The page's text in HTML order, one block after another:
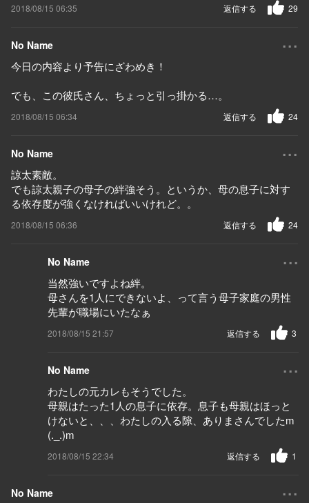
2018/08/15 06:35 29
返信する
No Name ...
今日の内容より予告にざわめき！
でも、この彼氏さん、ちょっと引っ掛かる…。
2018/08/15 06:34 24
返信する
No Name ...
諒太素敵。
でも諒太親子の母子の絆強そう。というか、母の息子に対す
る依存度が強くなければいいけれど。。
2018/08/15 06:36 24
返信する
No Name ...
当然強いですよね絆。
母さんを1人にできないよ、って言う母子家庭の男性
先輩が職場にいたなぁ
2018/08/15 21:57 3
返信する
No Name ...
わたしの元カレもそうでした。
母親はたった1人の息子に依存。息子も母親はほっと
けないと、、、わたしの入る隙、ありまさんでしたm
(._.)m
2018/08/15 22:34 1
返信する
No Name ...